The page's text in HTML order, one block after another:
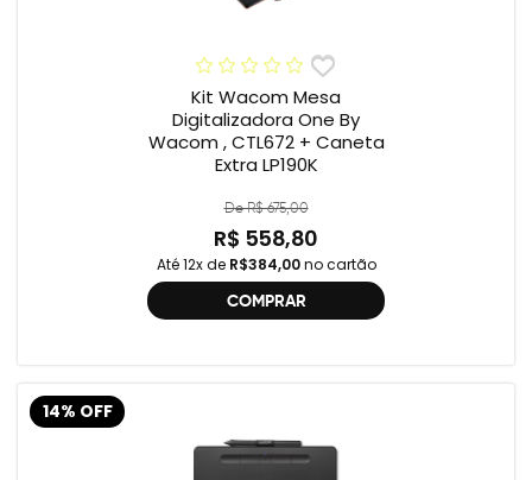
Kit Wacom Mesa
Digitalizadora One By
Wacom , CTL672 + Caneta
Extra LP190K
De R$ 675,00
R$ 558,80
Até 12x de R$384,00no cartão
COMPRAR
14% OFF